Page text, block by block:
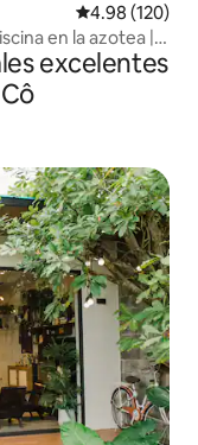
Calificación
4.98 (120)
en la azotea |
excelentes